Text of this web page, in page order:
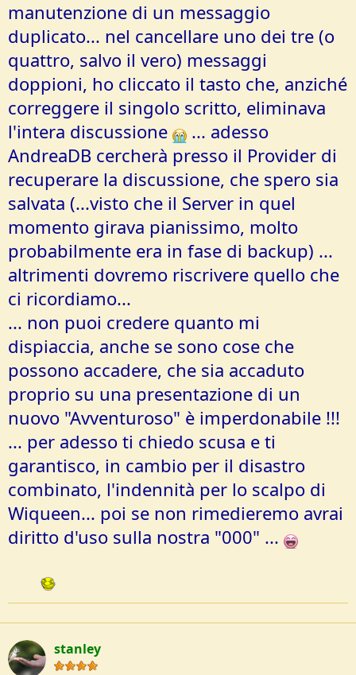
manutenzione di un messaggio
duplicato... nel cancellare uno dei tre (o
quattro, salvo il vero) messaggi
doppioni, ho cliccato il tasto che, anziché
correggere il singolo scritto, eliminava
l'intera discussione
... adesso
AndreaDB cercherà presso il Provider di
recuperare la discussione, che spero sia
salvata (...visto che il Server in quel
momento girava pianissimo, molto
probabilmente era in fase di backup) ...
altrimenti dovremo riscrivere quello che
ci ricordiamo...
... non puoi credere quanto mi
dispiaccia, anche se sono cose che
possono accadere, che sia accaduto
proprio su una presentazione di un
nuovo "Avventuroso" è imperdonabile !!!
... per adesso ti chiedo scusa e ti
garantisco, in cambio per il disastro
combinato, l'indennità per lo scalpo di
Wiqueen... poi se non rimedieremo avrai
diritto d'uso sulla nostra "000" ...
stanley